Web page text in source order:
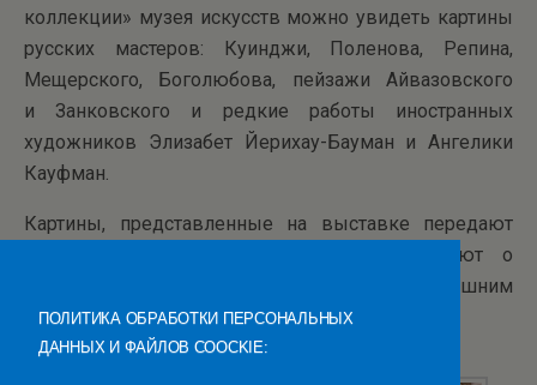
коллекции» музея искусств можно увидеть картины
русских мастеров: Куинджи, Поленова, Репина,
Мещерского, Боголюбова, пейзажи Айвазовского
и Занковского и редкие работы иностранных
художников Элизабет Йерихау-Бауман и Ангелики
Кауфман.
Картины, представленные на выставке передают
накопленный опыт поколений, рассказывают о
духовной связи ушедшего времени с сегодняшним
днем.
ПОЛИТИКА ОБРАБОТКИ ПЕРСОНАЛЬНЫХ
ДАННЫХ И ФАЙЛОВ COOCKIE: